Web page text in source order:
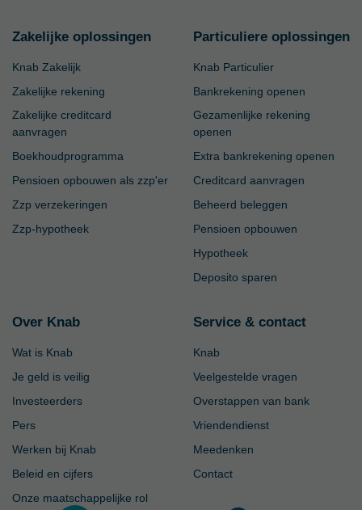
Zakelijke oplossingen
Knab Zakelijk
Zakelijke rekening
Zakelijke creditcard
aanvragen
Boekhoudprogramma
Pensioen opbouwen als zzp'er
Zzp verzekeringen
Zzp-hypotheek
Particuliere oplossingen
Knab Particulier
Bankrekening openen
Gezamenlijke rekening
openen
Extra bankrekening openen
Creditcard aanvragen
Beheerd beleggen
Pensioen opbouwen
Hypotheek
Deposito sparen
Over Knab
Wat is Knab
Je geld is veilig
Investeerders
Pers
Werken bij Knab
Beleid en cijfers
Onze maatschappelijke rol
Service & contact
Knab
Veelgestelde vragen
Overstappen van bank
Vriendendienst
Meedenken
Contact